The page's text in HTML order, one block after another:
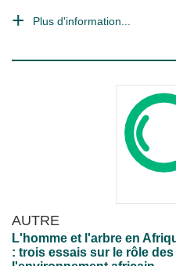
Plus d'information...
AUTRE
L'homme et l'arbre en
: trois essais sur le rôle